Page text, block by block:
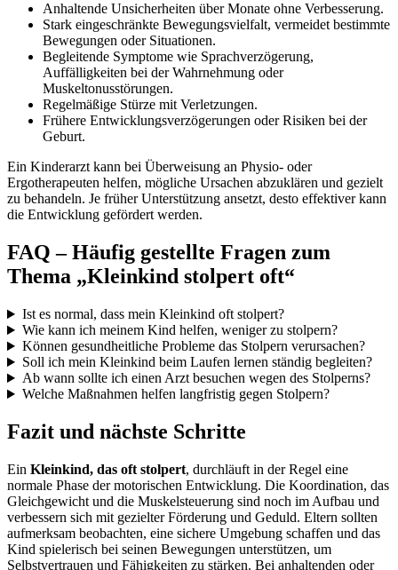
Anhaltende Unsicherheiten über Monate ohne Verbesserung.
Stark eingeschränkte Bewegungsvielfalt, vermeidet bestimmte
Bewegungen oder Situationen.
Begleitende Symptome wie Sprachverzögerung,
Auffälligkeiten bei der Wahrnehmung oder
Muskeltonusstörungen.
Regelmäßige Stürze mit Verletzungen.
Frühere Entwicklungsverzögerungen oder Risiken bei der
Geburt.
Ein Kinderarzt kann bei Überweisung an Physio- oder
Ergotherapeuten helfen, mögliche Ursachen abzuklären und gezielt
zu behandeln. Je früher Unterstützung ansetzt, desto effektiver kann
die Entwicklung gefördert werden.
FAQ – Häufig gestellte Fragen zum
Thema „Kleinkind stolpert oft“
Ist es normal, dass mein Kleinkind oft stolpert?
Wie kann ich meinem Kind helfen, weniger zu stolpern?
Können gesundheitliche Probleme das Stolpern verursachen?
Soll ich mein Kleinkind beim Laufen lernen ständig begleiten?
Ab wann sollte ich einen Arzt besuchen wegen des Stolperns?
Welche Maßnahmen helfen langfristig gegen Stolpern?
Fazit und nächste Schritte
Ein Kleinkind, das oft stolpert, durchläuft in der Regel eine
normale Phase der motorischen Entwicklung. Die Koordination, das
Gleichgewicht und die Muskelsteuerung sind noch im Aufbau und
verbessern sich mit gezielter Förderung und Geduld. Eltern sollten
aufmerksam beobachten, eine sichere Umgebung schaffen und das
Kind spielerisch bei seinen Bewegungen unterstützen, um
Selbstvertrauen und Fähigkeiten zu stärken. Bei anhaltenden oder